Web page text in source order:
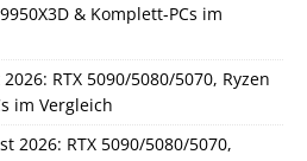
& Komplett-PCs im
RTX 5090/5080/5070, Ryzen
im Vergleich
2026: RTX 5090/5080/5070,